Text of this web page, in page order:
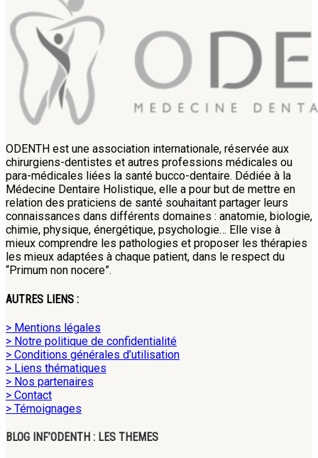
ODENTH est une association internationale, réservée aux
chirurgiens-dentistes et autres professions médicales ou
para-médicales liées la santé bucco-dentaire. Dédiée à la
Médecine Dentaire Holistique, elle a pour but de mettre en
relation des praticiens de santé souhaitant partager leurs
connaissances dans différents domaines : anatomie, biologie,
chimie, physique, énergétique, psychologie… Elle vise à
mieux comprendre les pathologies et proposer les thérapies
les mieux adaptées à chaque patient, dans le respect du
“Primum non nocere”.
AUTRES LIENS :
> Mentions légales
> Notre politique de confidentialité
> Conditions générales d’utilisation
> Liens thématiques
> Nos partenaires
> Contact
> Témoignages
BLOG INF’ODENTH : LES THEMES